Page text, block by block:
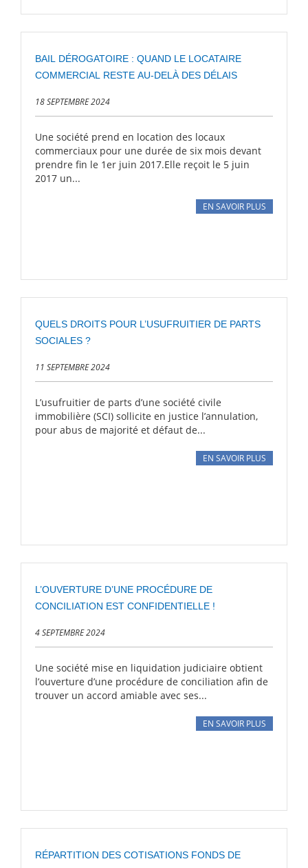
BAIL DÉROGATOIRE : QUAND LE LOCATAIRE
COMMERCIAL RESTE AU-DELÀ DES DÉLAIS
18 SEPTEMBRE 2024
Une société prend en location des locaux
commerciaux pour une durée de six mois devant
prendre fin le 1er juin 2017.Elle reçoit le 5 juin
2017 un...
EN SAVOIR PLUS
QUELS DROITS POUR L’USUFRUITIER DE PARTS
SOCIALES ?
11 SEPTEMBRE 2024
L’usufruitier de parts d’une société civile
immobilière (SCI) sollicite en justice l’annulation,
pour abus de majorité et défaut de...
EN SAVOIR PLUS
L’OUVERTURE D’UNE PROCÉDURE DE
CONCILIATION EST CONFIDENTIELLE !
4 SEPTEMBRE 2024
Une société mise en liquidation judiciaire obtient
l’ouverture d’une procédure de conciliation afin de
trouver un accord amiable avec ses...
EN SAVOIR PLUS
RÉPARTITION DES COTISATIONS FONDS DE